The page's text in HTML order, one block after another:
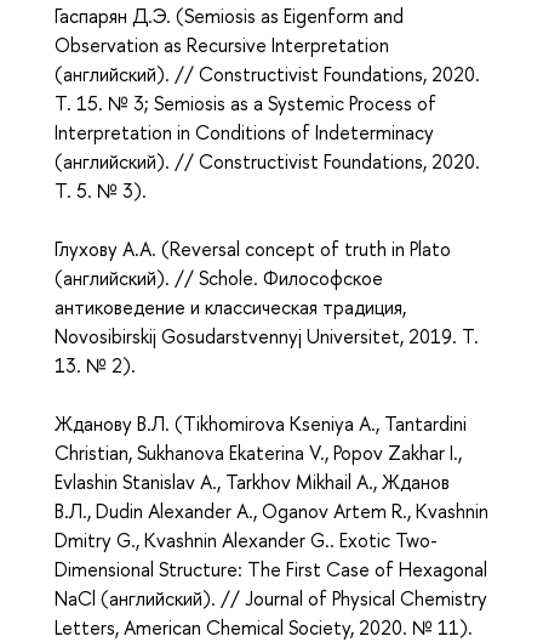
Гаспарян Д.Э. (Semiosis as Eigenform and
Observation as Recursive Interpretation
(английский). // Constructivist Foundations, 2020.
T. 15. № 3; Semiosis as a Systemic Process of
Interpretation in Conditions of Indeterminacy
(английский). // Constructivist Foundations, 2020.
T. 5. № 3).
Глухову А.А. (Reversal concept of truth in Plato
(английский). // Schole. Философское
антиковедение и классическая традиция,
Novosibirskij Gosudarstvennyj Universitet, 2019. T.
13. № 2).
Жданову В.Л. (Tikhomirova Kseniya A., Tantardini
Christian, Sukhanova Ekaterina V., Popov Zakhar I.,
Evlashin Stanislav A., Tarkhov Mikhail A., Жданов
В.Л., Dudin Alexander A., Oganov Artem R., Kvashnin
Dmitry G., Kvashnin Alexander G.. Exotic Two-
Dimensional Structure: The First Case of Hexagonal
NaCl (английский). // Journal of Physical Chemistry
Letters, American Chemical Society, 2020. № 11).